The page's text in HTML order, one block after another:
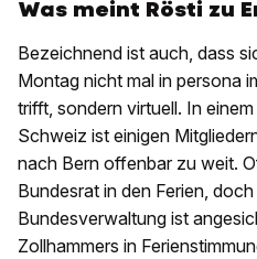
Was meint Rösti zu
Bezeichnend ist auch, dass
Montag nicht mal in persona
trifft, sondern virtuell. In
Schweiz ist einigen
nach Bern offenbar zu weit.
Bundesrat in den Ferien,
Bundesverwaltung ist
Zollhammers in